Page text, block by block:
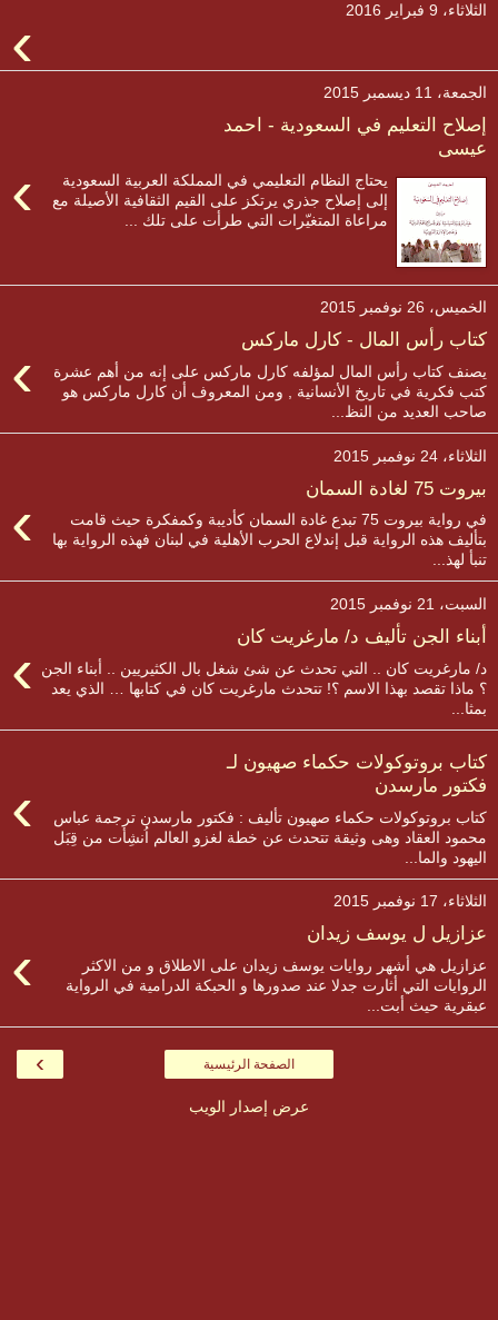
الثلاثاء، 9 فبراير 2016 ›
الجمعة، 11 ديسمبر 2015
إصلاح التعليم في السعودية - احمد
عيسى
›
يحتاج النظام التعليمي في المملكة العربية السعودية
إلى إصلاح جذري يرتكز على القيم الثقافية الأصيلة مع
مراعاة المتغيّرات التي طرأت على تلك ...
الخميس، 26 نوفمبر 2015
كتاب رأس المال - كارل ماركس ›
يصنف كتاب رأس المال لمؤلفه كارل ماركس على إنه من أهم عشرة
كتب فكرية في تاريخ الأنسانية , ومن المعروف أن كارل ماركس هو
صاحب العديد من النظ...
الثلاثاء، 24 نوفمبر 2015
بيروت 75 لغادة السمان ›
في رواية بيروت 75 تبدع غادة السمان كأديبة وكمفكرة حيث قامت
بتأليف هذه الرواية قبل إندلاع الحرب الأهلية في لبنان فهذه الرواية بها
تنبأ لهذ...
السبت، 21 نوفمبر 2015
أبناء الجن تأليف د/ مارغريت كان ›
د/ مارغريت كان .. التي تحدث عن شئ شغل بال الكثيريين .. أبناء الجن
؟ ماذا تقصد بهذا الاسم ؟! تتحدث مارغريت كان في كتابها … الذي يعد
بمثا...
كتاب بروتوكولات حكماء صهيون لـ
فكتور مارسدن
›
كتاب بروتوكولات حكماء صهيون تأليف : فكتور مارسدن ترجمة عباس
محمود العقاد وهى وثيقة تتحدث عن خطة لغزو العالم اُنشِأت من قِبَل
اليهود والما...
الثلاثاء، 17 نوفمبر 2015
عزازيل ل يوسف زيدان ›
عزازيل هي أشهر روايات يوسف زيدان على الاطلاق و من الاكثر
الروايات التي أثارت جدلا عند صدورها و الحبكة الدرامية في الرواية
عبقرية حيث أبت...
› الصفحة الرئيسية
عرض إصدار الويب